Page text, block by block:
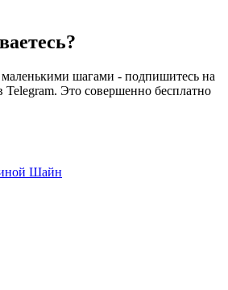
шагами - подпишитесь на
Это совершенно бесплатно
Шайн